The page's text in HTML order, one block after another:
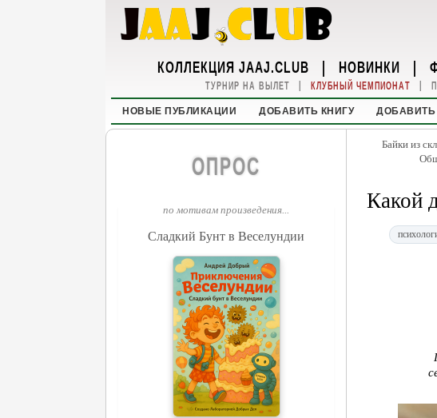
КОЛЛЕКЦИЯ JAAJ.CLUB | НОВИНКИ |
ТУРНИР НА ВЫЛЕТ | КЛУБНЫЙ ЧЕМПИОНАТ |
НОВЫЕ ПУБЛИКАЦИИ ДОБАВИТЬ КНИГУ
ОПРОС
по мотивам произведения...
Сладкий Бунт в Веселундии
Байки из
Какой